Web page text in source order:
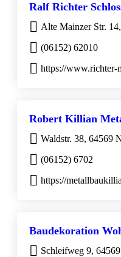
Ralf Richter
Alte Mainzer Str.
(06152) 62010
https://www.richter-
Robert Killian
Waldstr. 38, 64569
(06152) 6702
https://
Baudekoration
Schleifweg 9,